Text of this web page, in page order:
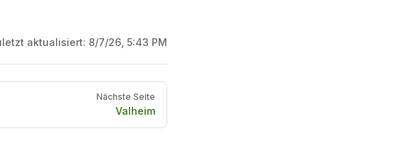
aktualisiert: 8/7/26, 5:43 PM
Nächste Seite
Valheim